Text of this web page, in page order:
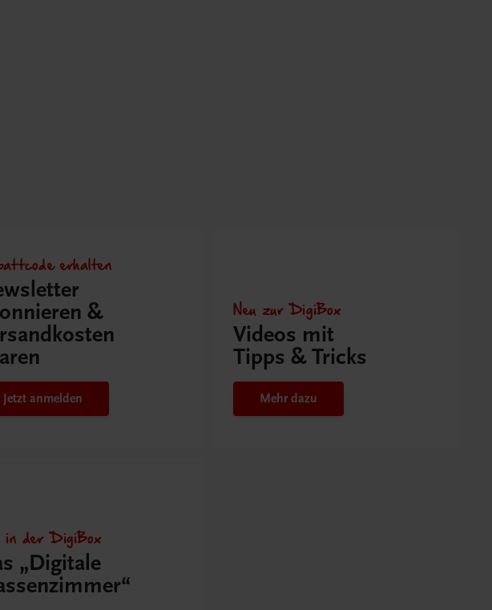
erhalten
&
Jetzt anmelden
Neu zur DigiBox
Videos mit
Tipps & Tricks
Mehr dazu
in der DigiBox
„Digitale